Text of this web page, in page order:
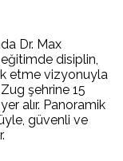
Dr. Max
disiplin,
etme vizyonuyla
şehrine 15
alır. Panoramik
güvenli ve